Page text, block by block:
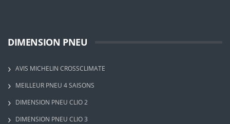
DIMENSION PNEU
AVIS MICHELIN CROSSCLIMATE
MEILLEUR PNEU 4 SAISONS
DIMENSION PNEU CLIO 2
DIMENSION PNEU CLIO 3